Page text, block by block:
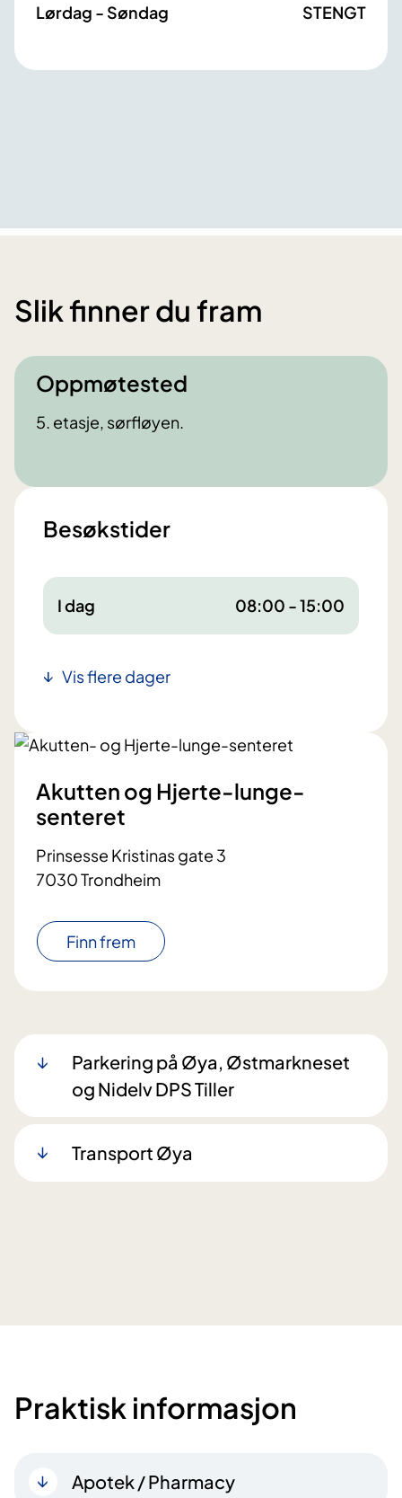
Lørdag - Søndag
STENGT
Slik finner du fram
Oppmøtested
5. etasje, sørfløyen.
Besøkstider
I dag 08:00 - 15:00
Vis flere dager
Akutten og Hjerte-lunge-
senteret
Prinsesse Kristinas gate 3
7030 Trondheim
Finn frem
Parkering på Øya, Østmarkneset
og Nidelv DPS Tiller
Transport Øya
Praktisk informasjon
Apotek / Pharmacy